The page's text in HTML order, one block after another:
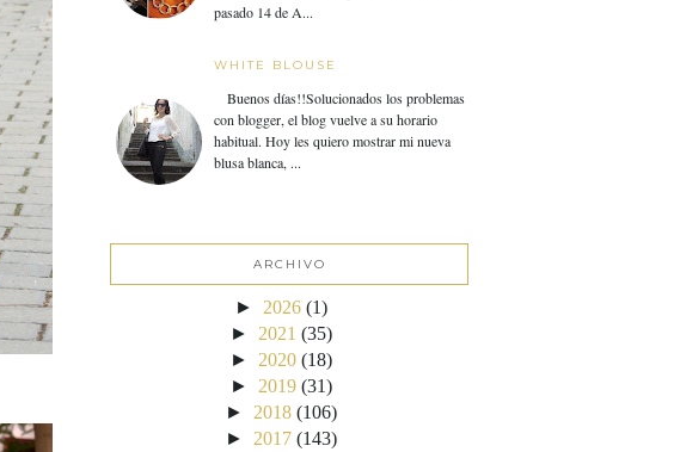
pasado 14 de A...
WHITE BLOUSE
Buenos días!!Solucionados los problemas
con blogger, el blog vuelve a su horario
habitual. Hoy les quiero mostrar mi nueva
blusa blanca, ...
ARCHIVO
► 2026 (1)
► 2021 (35)
► 2020 (18)
► 2019 (31)
► 2018 (106)
► 2017 (143)